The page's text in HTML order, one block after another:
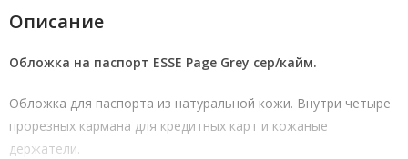
Описание
Обложка на паспорт ESSE Page Grey сер/кайм.
Обложка для паспорта из натуральной кожи. Внутри четыре
прорезных кармана для кредитных карт и кожаные
держатели.